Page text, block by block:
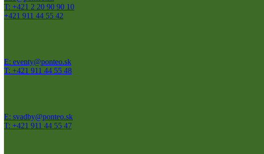
T: +421 2 20 90 90 10
+421 911 44 55 42
E: eventy@ponteo.sk
T: +421 911 44 55 48
E: svadby@ponteo.sk
T: +421 911 44 55 47